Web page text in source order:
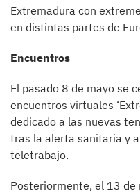
Extremadura con
en distintas partes de
Encuentros
El pasado 8 de mayo se
encuentros virtuales
dedicado a las nuevas
tras la alerta sanitaria y
teletrabajo.
Posteriormente, el 13 de